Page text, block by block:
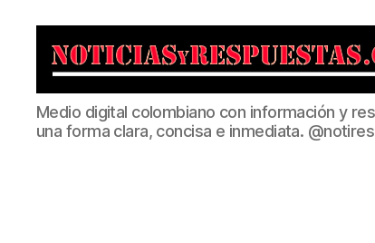
Noticias
y
Respuestas
Medio digital colombiano con información y
una forma clara, concisa e inmediata.